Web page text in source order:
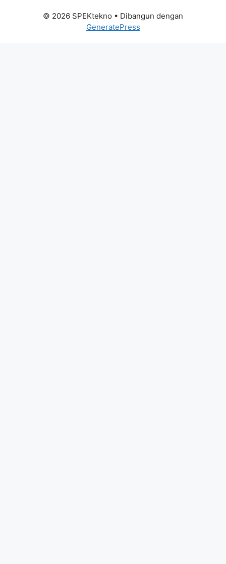
© 2026 SPEKtekno • Dibangun dengan
GeneratePress